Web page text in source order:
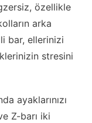
özellikle
arka
bar, ellerinizi
stresini
ayaklarınızı
Z-barı iki